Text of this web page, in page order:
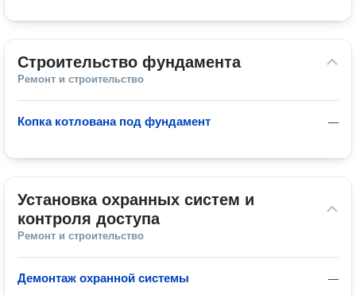
Строительство фундамента
Ремонт и строительство
—
Копка котлована под фундамент
Установка охранных систем и
контроля доступа
Ремонт и строительство
—
Демонтаж охранной системы